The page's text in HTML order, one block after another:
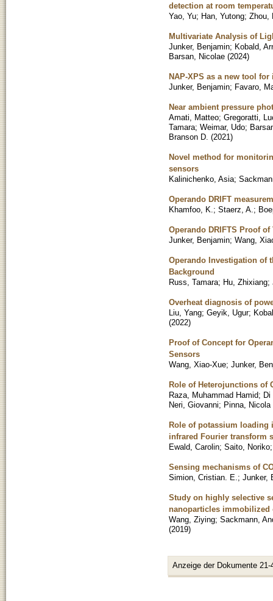
detection at room
Yao, Yu; Han, Yutong; Zhou,
Multivariate Analysis of
Junker, Benjamin; Kobald,
Barsan, Nicolae (2024)
NAP-XPS as a new tool
Junker, Benjamin; Favaro,
Near ambient pressure
Amati, Matteo; Gregoratti,
Tamara; Weimar, Udo;
Branson D. (2021)
Novel method for
sensors
Kalinichenko, Asia;
Operando DRIFT
Khamfoo, K. ; Staerz, A. ;
Operando DRIFTS Proof
Junker, Benjamin; Wang,
Operando Investigation of
Background
Russ, Tamara; Hu, Zhixiang;
Overheat diagnosis of
Liu, Yang; Geyik, Ugur;
(2022)
Proof of Concept for
Sensors
Wang, Xiao-Xue; Junker,
Role of Heterojunctions of
Raza, Muhammad Hamid; Di
Neri, Giovanni; Pinna, Nicola
Role of potassium loading
infrared Fourier transform
Ewald, Carolin; Saito, Noriko
Sensing mechanisms of
Simion, Cristian. E. ; Junker,
Study on highly selective
nanoparticles immobilized
Wang, Ziying; Sackmann,
(2019)
Anzeige der Dokumente 21-